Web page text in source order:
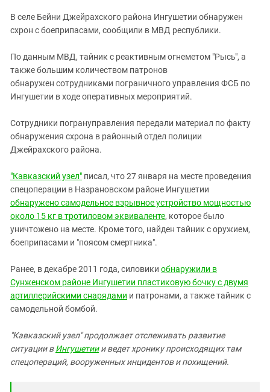
КАВКАЗ ЗА ПАЛЕСТИНУ
ИНАКОМЫСЛИЕ В ЧЕЧНЕ
МОБИЛИЗАЦИЯ И ПРОТЕСТЫ
Ингушетия
Калмыкия
Карачаево-Черкесия
Краснодарский край
Нагорный Карабах
Российская Федерация
Северная Осетия - Алания
СКФО
Ставропольский край
Чечня
Южный Кавказ
В селе Бейни Джейрахского района Ингушетии обнаружен
схрон с боеприпасами, сообщили в МВД республики.
По данным МВД, тайник с реактивным огнеметом "Рысь", а
также большим количеством патронов
обнаружен сотрудниками пограничного управления ФСБ по
Ингушетии в ходе оперативных мероприятий.
Сотрудники погрануправления передали материал по факту
обнаружения схрона в районный отдел полиции
Джейрахского района.
"Кавказский узел" писал, что 27 января на месте проведения
спецоперации в Назрановском районе Ингушетии
обнаружено самодельное взрывное устройство мощностью
около 15 кг в тротиловом эквиваленте, которое было
уничтожено на месте. Кроме того, найден тайник с оружием,
боеприпасами и "поясом смертника".
Ранее, в декабре 2011 года, силовики обнаружили в
Сунженском районе Ингушетии пластиковую бочку с двумя
артиллерийскими снарядами и патронами, а также тайник с
самодельной бомбой.
"Кавказский узел" продолжает отслеживать развитие
ситуации вИнгушетиии ведет хронику происходящих там
спецопераций, вооруженных инцидентов и похищений.